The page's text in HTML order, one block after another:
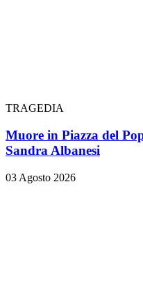
TRAGEDIA
Muore in Piazza del
Sandra Albanesi
03 Agosto 2026